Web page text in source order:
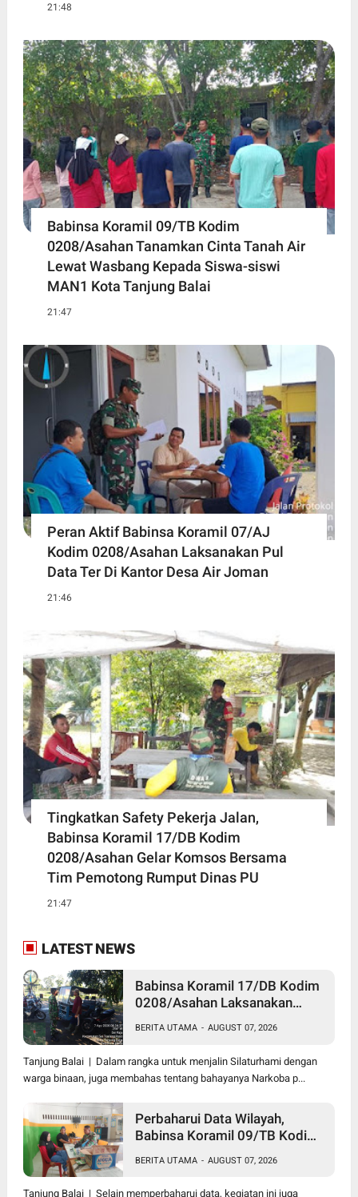
21:48
Babinsa Koramil 09/TB Kodim
0208/Asahan Tanamkan Cinta Tanah Air
Lewat Wasbang Kepada Siswa-siswi
MAN1 Kota Tanjung Balai
21:47
Peran Aktif Babinsa Koramil 07/AJ
Kodim 0208/Asahan Laksanakan Pul
Data Ter Di Kantor Desa Air Joman
21:46
Tingkatkan Safety Pekerja Jalan,
Babinsa Koramil 17/DB Kodim
0208/Asahan Gelar Komsos Bersama
Tim Pemotong Rumput Dinas PU
21:47
LATEST NEWS
Babinsa Koramil 17/DB Kodim
0208/Asahan Laksanakan
BERITA UTAMA - AUGUST 07, 2026
Tanjung Balai | Dalam rangka untuk menjalin Silaturhami dengan
warga binaan, juga membahas tentang bahayanya Narkoba p...
Perbaharui Data Wilayah,
Babinsa Koramil 09/TB Kodim
Ter Di Kantor Kelurahan
BERITA UTAMA - AUGUST 07, 2026
Tanjung Balai | Selain memperbaharui data, kegiatan ini juga